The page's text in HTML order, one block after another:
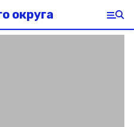
округа